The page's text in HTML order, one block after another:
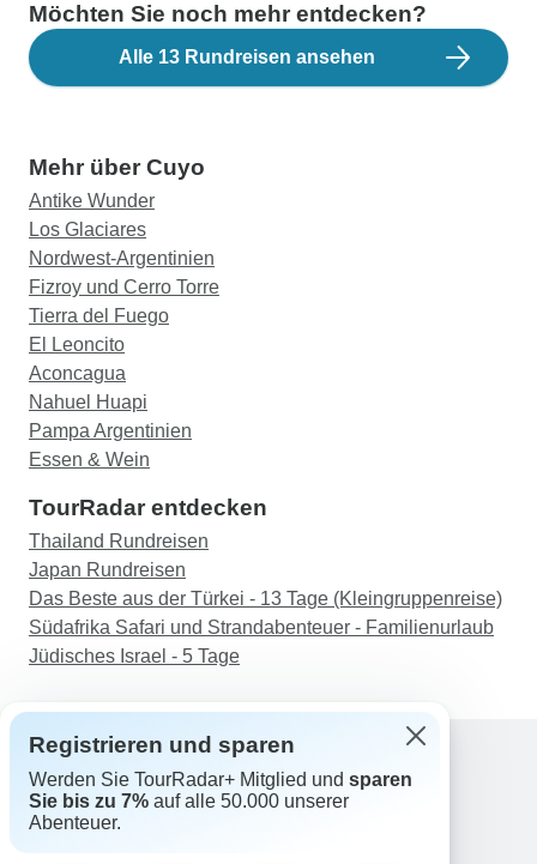
Möchten Sie noch mehr entdecken?
Alle 13 Rundreisen ansehen
Mehr über Cuyo
Antike Wunder
Los Glaciares
Nordwest-Argentinien
Fizroy und Cerro Torre
Tierra del Fuego
El Leoncito
Aconcagua
Nahuel Huapi
Pampa Argentinien
Essen & Wein
TourRadar entdecken
Thailand Rundreisen
Japan Rundreisen
Das Beste aus der Türkei - 13 Tage (Kleingruppenreise)
Südafrika Safari und Strandabenteuer - Familienurlaub
Jüdisches Israel - 5 Tage
Support
Kontakt
Registrieren und sparen
Werden Sie TourRadar+ Mitglied und sparen
Sie bis zu 7% auf alle 50.000 unserer
Abenteuer.